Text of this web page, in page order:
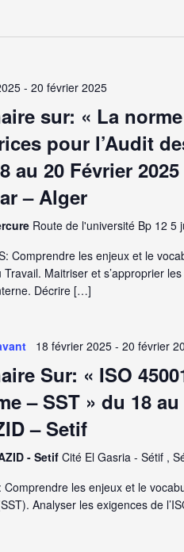
- 20 février 2025
sur: « La
pour l’Audit
au 20 Février
– Alger
Route de l'université Bp 12 5
Comprendre les enjeux et le
Travail. Maitriser et s’approprier
Décrire […]
18 février 2025- 20 février
Sur: « ISO
– SST » du 18
– Setif
- Setif Cité El Gasria - Sétif ,
Comprendre les enjeux et le
Analyser les exigences de